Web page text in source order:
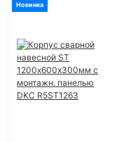
Новинка